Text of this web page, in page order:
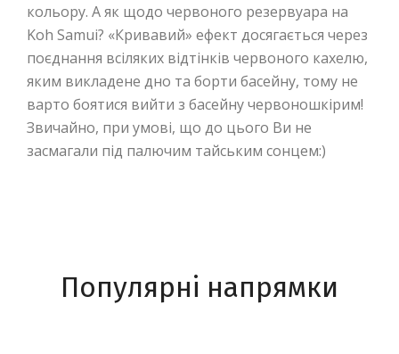
кольору. А як щодо червоного резервуара на
Koh Samui? «Кривавий» ефект досягається через
поєднання всіляких відтінків червоного кахелю,
яким викладене дно та борти басейну, тому не
варто боятися вийти з басейну червоношкірим!
Звичайно, при умові, що до цього Ви не
засмагали під палючим тайським сонцем:)
Популярні напрямки